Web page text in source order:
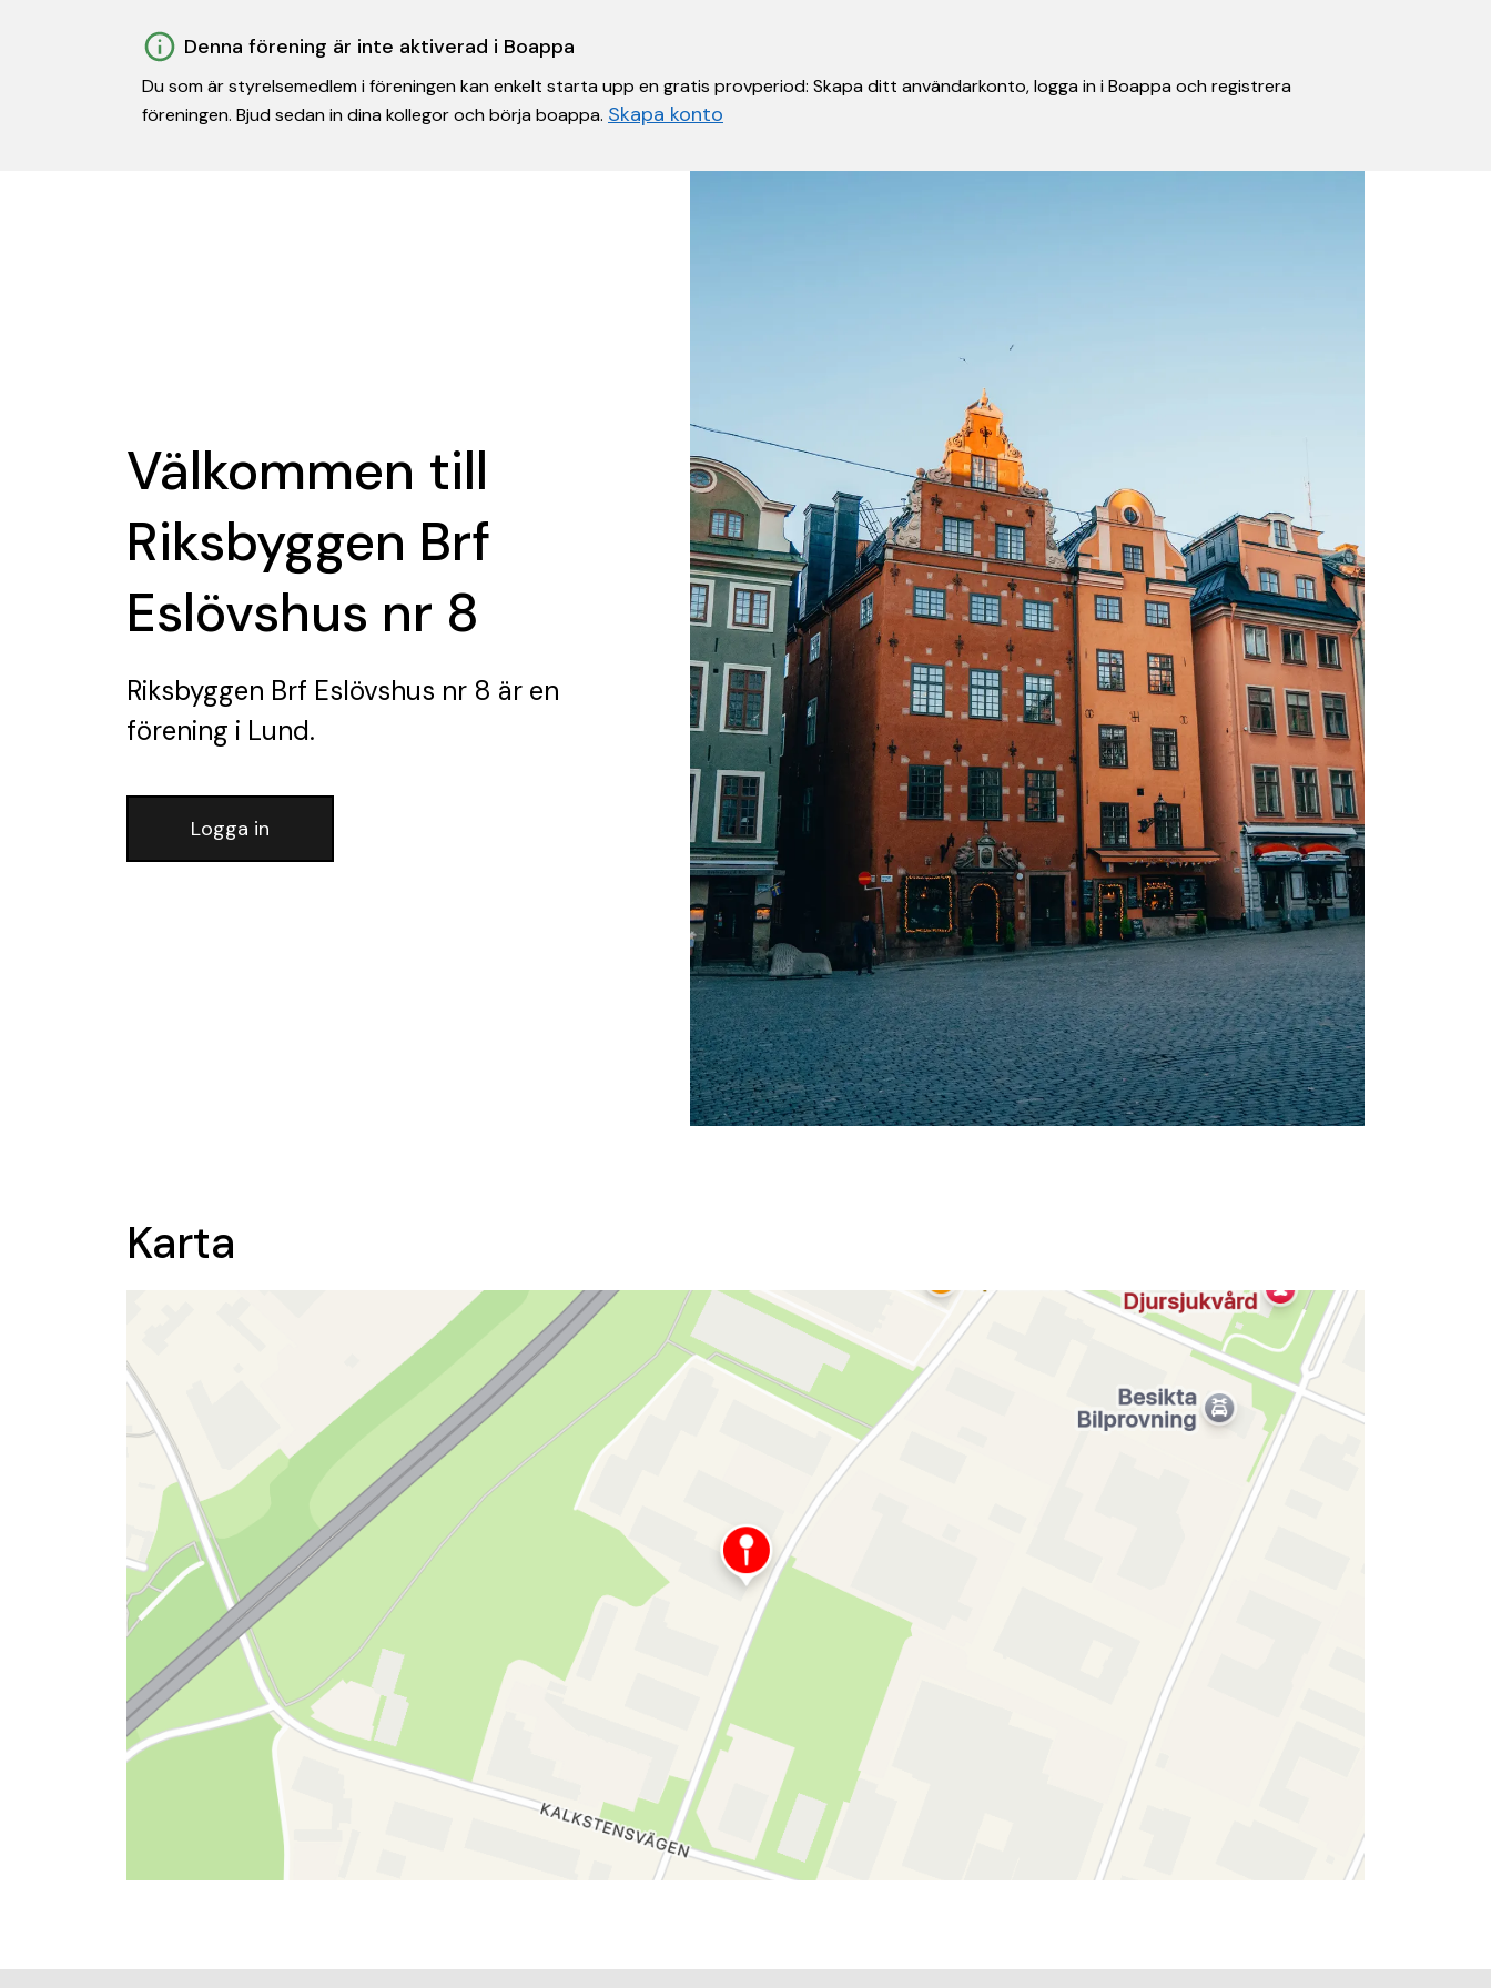
Denna förening är inte aktiverad i Boappa
Du som är styrelsemedlem i föreningen kan enkelt starta upp en gratis provperiod: Skapa ditt användarkonto, logga in i Boappa och registrera
föreningen. Bjud sedan in dina kollegor och börja boappa. Skapa konto
Välkommen till
Riksbyggen Brf
Eslövshus nr 8
Riksbyggen Brf Eslövshus nr 8 är en
förening i Lund.
Logga in
Karta